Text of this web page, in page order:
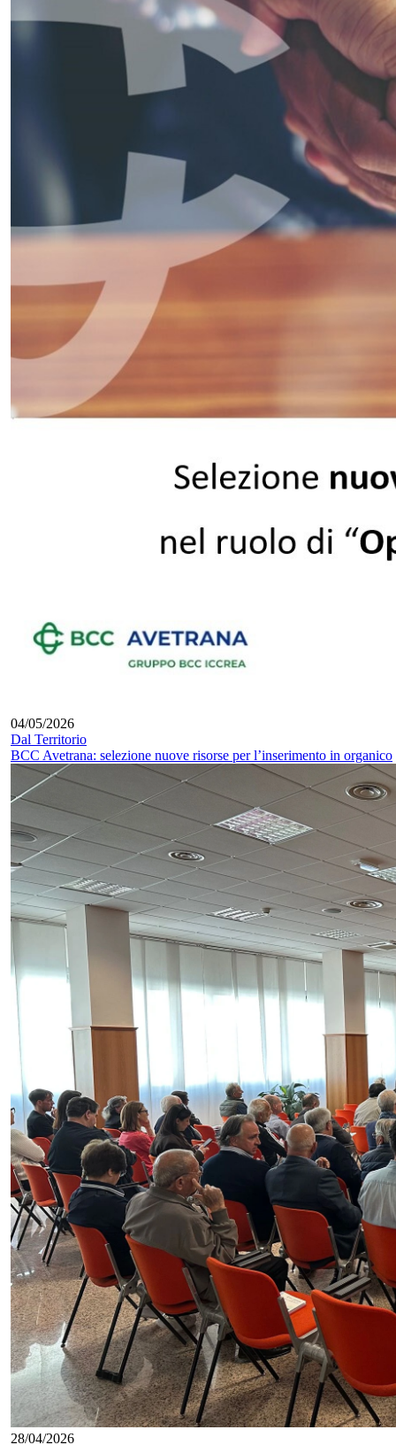
04/05/2026
Dal Territorio
BCC Avetrana: selezione nuove risorse per l’inserimento in organico
28/04/2026